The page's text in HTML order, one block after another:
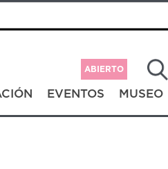
ABIERTO
EVENTOS MUSEO